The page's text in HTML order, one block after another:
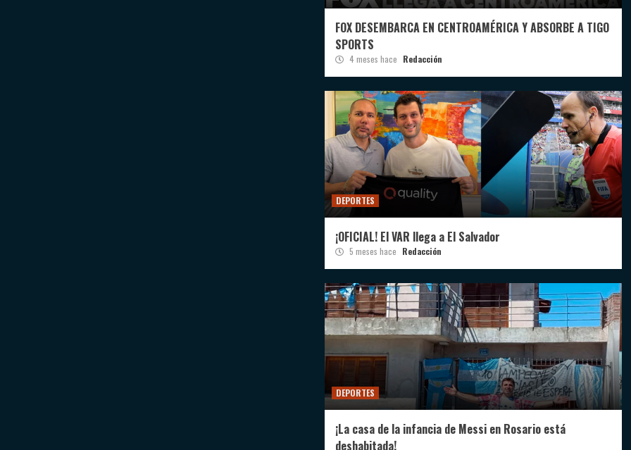
FOX DESEMBARCA EN CENTROAMÉRICA Y ABSORBE A TIGO
SPORTS
4 meses hace Redacción
DEPORTES
¡OFICIAL! El VAR llega a El Salvador
5 meses hace Redacción
DEPORTES
¡La casa de la infancia de Messi en Rosario está
deshabitada!